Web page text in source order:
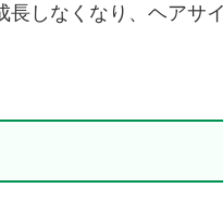
しなくなり、ヘアサ